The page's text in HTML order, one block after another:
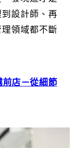
設計師、再
領域都不斷
店－從細節